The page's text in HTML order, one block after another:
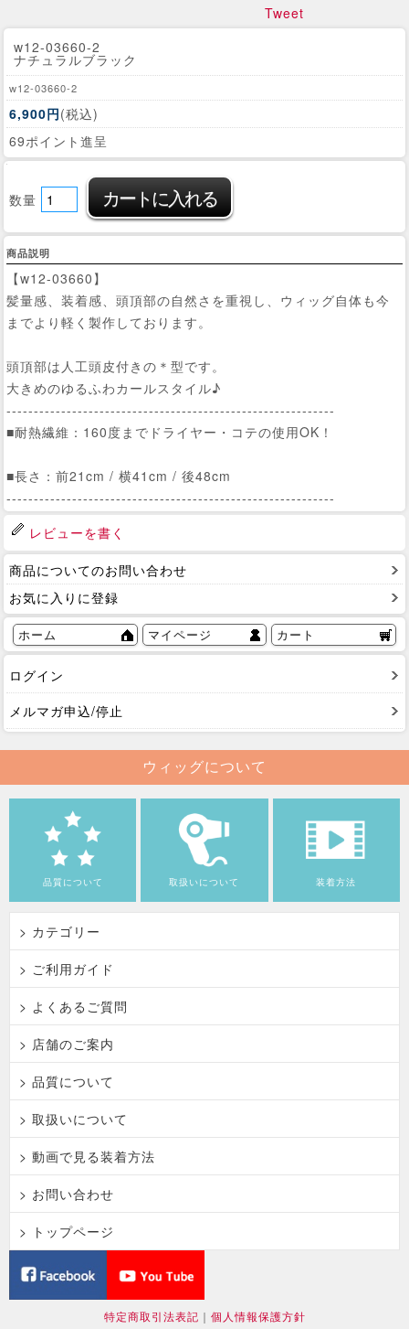
Tweet
w12-03660-2
ナチュラルブラック
w12-03660-2
6,900円(税込)
69ポイント進呈
数量
商品説明
【w12-03660】
髪量感、装着感、頭頂部の自然さを重視し、ウィッグ自体も今
までより軽く製作しております。
頭頂部は人工頭皮付きの＊型です。
大きめのゆるふわカールスタイル♪
------------------------------------------------------------
■耐熱繊維：160度までドライヤー・コテの使用OK！
■長さ：前21cm / 横41cm / 後48cm
------------------------------------------------------------
レビューを書く
商品についてのお問い合わせ
お気に入りに登録
ホーム マイページ カート
ログイン
メルマガ申込/停止
ウィッグについて
品質について 取扱いについて 装着方法
> カテゴリー
> ご利用ガイド
> よくあるご質問
> 店舗のご案内
> 品質について
> 取扱いについて
> 動画で見る装着方法
> お問い合わせ
> トップページ
特定商取引法表記 ｜ 個人情報保護方針